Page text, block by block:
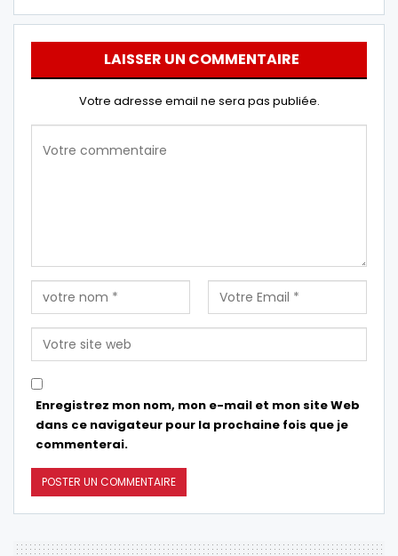
LAISSER UN COMMENTAIRE
Votre adresse email ne sera pas publiée.
Enregistrez mon nom, mon e-mail et mon site Web
dans ce navigateur pour la prochaine fois que je
commenterai.